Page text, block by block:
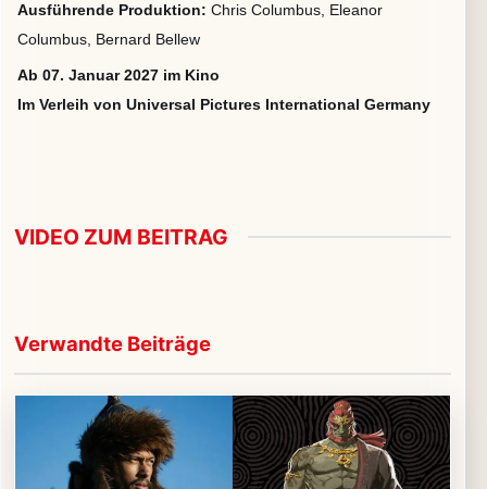
Ausführende Produktion: Chris Columbus, Eleanor
Columbus, Bernard Bellew
Ab 07. Januar 2027 im Kino
Im Verleih von Universal Pictures International Germany
VIDEO ZUM BEITRAG
Video im Beitrag abspielen
Verwandte Beiträge